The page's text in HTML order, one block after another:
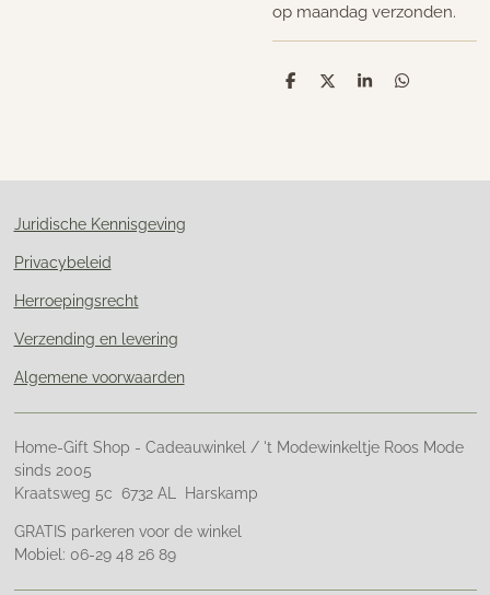
op maandag verzonden.
D
D
S
D
Juridische Kennisgeving
Privacybeleid
Herroepingsrecht
Verzending en levering
Algemene voorwaarden
Home-Gift Shop - Cadeauwinkel / 't Modewinkeltje Roos Mode
sinds 2005
Kraatsweg 5c 6732 AL Harskamp
GRATIS parkeren voor de winkel
Mobiel: 06-29 48 26 89